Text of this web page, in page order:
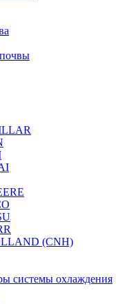
(CNH)
системы охлаждения